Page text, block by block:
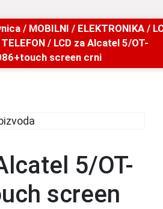
/ MOBILNI / ELEKTRONIKA /
/ LCD za Alcatel 5/OT-
screen crni
5/OT-
screen